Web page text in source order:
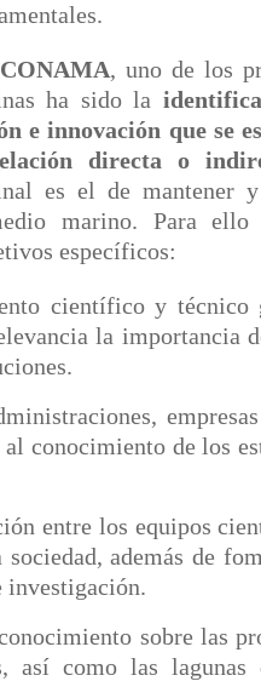
, uno de los
ha sido la
e innovación que se
directa o
es el de mantener
marino. Para ello
específicos:
científico y técnico
la importancia
conocimiento de los
entre los equipos
sociedad, además de
investigación.
sobre las
así como las